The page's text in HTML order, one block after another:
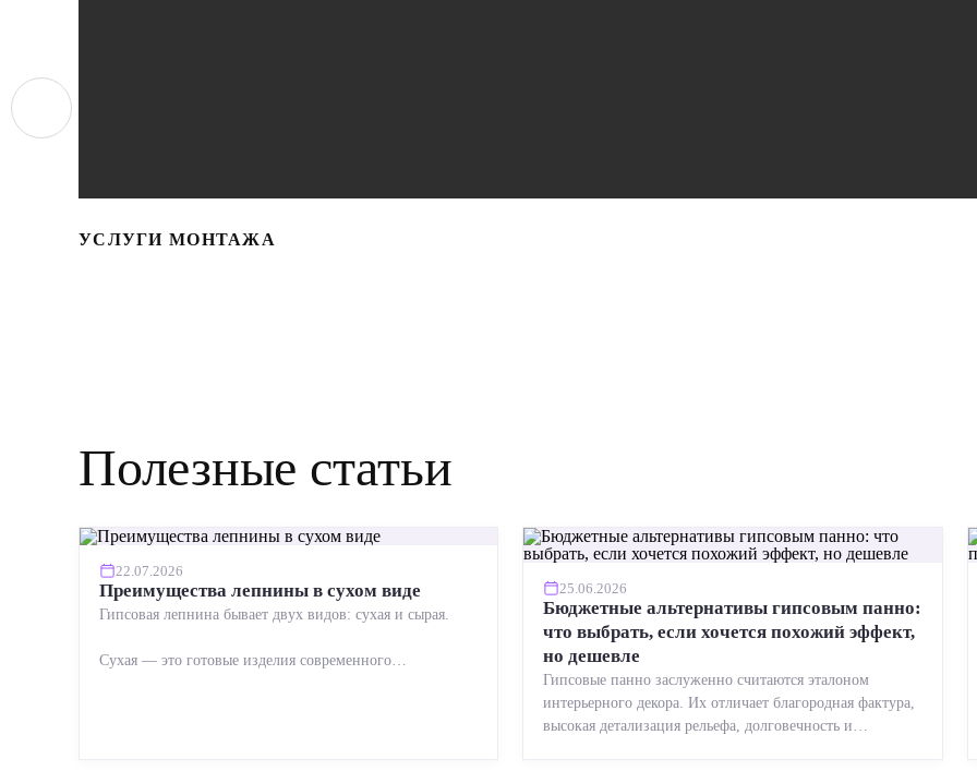
УСЛУГИ МОНТАЖА
Полезные статьи
22.07.2026
Преимущества лепнины в сухом виде
Гипсовая лепнина бывает двух видов: сухая и сырая.
Сухая — это готовые изделия современного
25.06.2026
Бюджетные альтернативы гипсовым панно:
что выбрать, если хочется похожий эффект,
но дешевле
Гипсовые панно заслуженно считаются эталоном
интерьерного декора. Их отличает благородная фактура,
высокая детализация рельефа, долговечность и